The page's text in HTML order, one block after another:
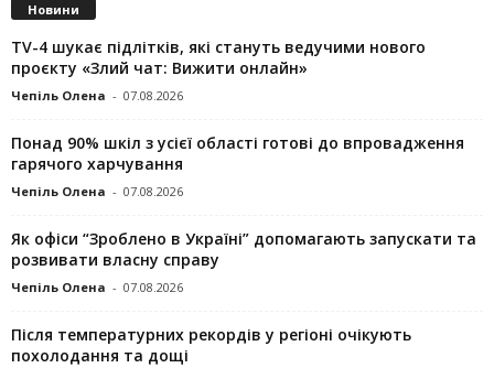
Новини
TV-4 шукає підлітків, які стануть ведучими нового
проєкту «Злий чат: Вижити онлайн»
Чепіль Олена - 07.08.2026
Понад 90% шкіл з усієї області готові до впровадження
гарячого харчування
Чепіль Олена - 07.08.2026
Як офіси “Зроблено в Україні” допомагають запускaти та
розвивати власну справу
Чепіль Олена - 07.08.2026
Після температурних рекордів у регіоні очікують
похолодання та дощі